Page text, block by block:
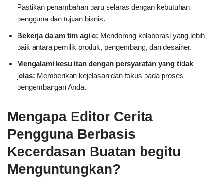
Pastikan penambahan baru selaras dengan kebutuhan
pengguna dan tujuan bisnis.
Bekerja dalam tim agile: Mendorong kolaborasi yang lebih
baik antara pemilik produk, pengembang, dan desainer.
Mengalami kesulitan dengan persyaratan yang tidak
jelas: Memberikan kejelasan dan fokus pada proses
pengembangan Anda.
Mengapa Editor Cerita
Pengguna Berbasis
Kecerdasan Buatan begitu
Menguntungkan?